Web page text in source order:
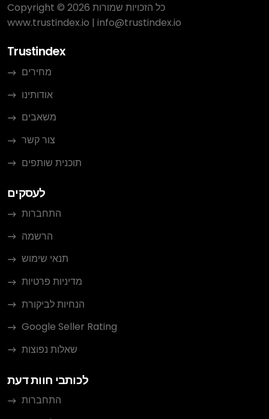
Copyright © 2026 כל הזכויות שמורות
www.trustindex.io | info@trustindex.io
Trustindex
מחירים
אודותינו
משאבים
צור קשר
תוכנית שותפים
לעסקים
התחברות
הרשמה
תנאי שימוש
מדיניות פרטיות
הנחיות לביקורת
Google Seller Rating
שאלות נפוצות
לכותבי חוות דעת
התחברות